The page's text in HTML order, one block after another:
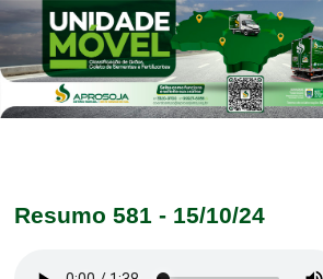
Resumo 581 - 15/10/24